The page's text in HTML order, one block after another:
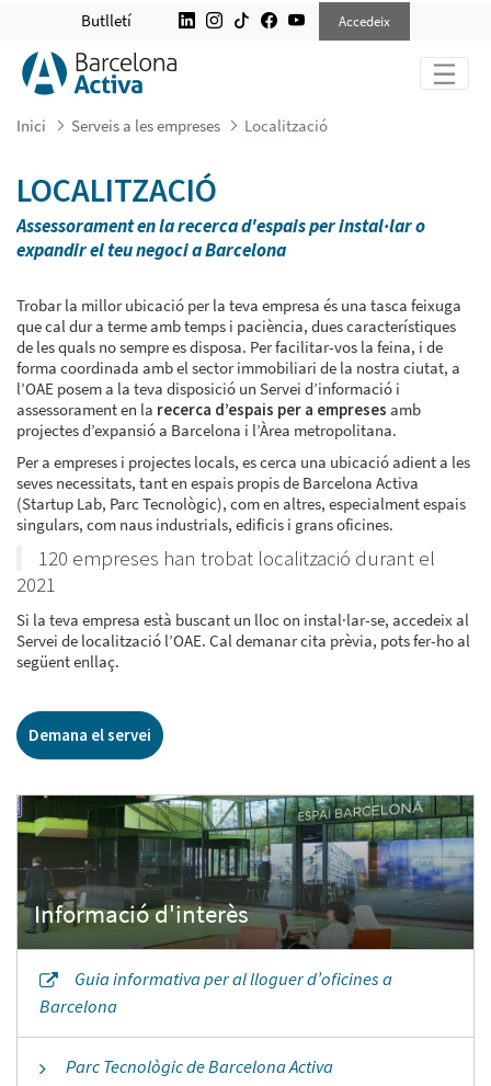
LOCALITZACIÓ
Butlletí Accedeix
Inici Serveis a les empreses Localització
LOCALITZACIÓ
Assessorament en la recerca d'espais per instal·lar o
expandir el teu negoci a Barcelona
Trobar la millor ubicació per la teva empresa és una tasca feixuga
que cal dur a terme amb temps i paciència, dues característiques
de les quals no sempre es disposa. Per facilitar-vos la feina, i de
forma coordinada amb el sector immobiliari de la nostra ciutat, a
l’OAE posem a la teva disposició un Servei d’informació i
assessorament en la recerca d’espais per a empreses amb
projectes d’expansió a Barcelona i l’Àrea metropolitana.
Per a empreses i projectes locals, es cerca una ubicació adient a les
seves necessitats, tant en espais propis de Barcelona Activa
(Startup Lab, Parc Tecnològic), com en altres, especialment espais
singulars, com naus industrials, edificis i grans oficines.
120 empreses han trobat localització durant el
2021
Si la teva empresa està buscant un lloc on instal·lar-se, accedeix al
Servei de localització l’OAE. Cal demanar cita prèvia, pots fer-ho al
següent enllaç.
Demana el servei
Guia informativa per al lloguer d’oficines a
Barcelona
Parc Tecnològic de Barcelona Activa